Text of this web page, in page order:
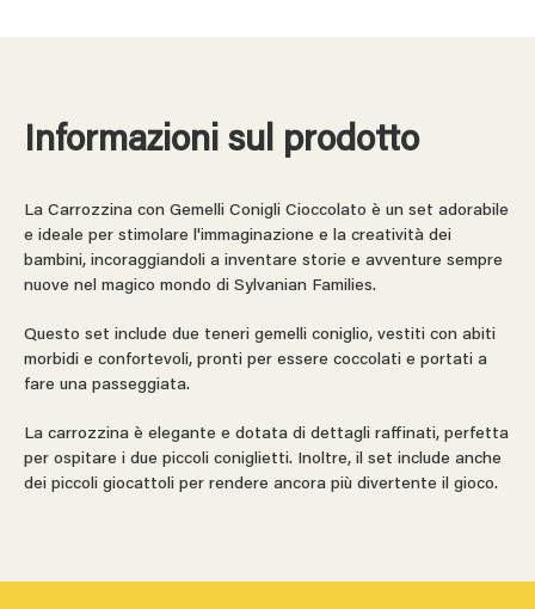
Informazioni sul prodotto
La Carrozzina con Gemelli Conigli Cioccolato è un set adorabile
e ideale per stimolare l'immaginazione e la creatività dei
bambini, incoraggiandoli a inventare storie e avventure sempre
nuove nel magico mondo di Sylvanian Families.
Questo set include due teneri gemelli coniglio, vestiti con abiti
morbidi e confortevoli, pronti per essere coccolati e portati a
fare una passeggiata.
La carrozzina è elegante e dotata di dettagli raffinati, perfetta
per ospitare i due piccoli coniglietti. Inoltre, il set include anche
dei piccoli giocattoli per rendere ancora più divertente il gioco.